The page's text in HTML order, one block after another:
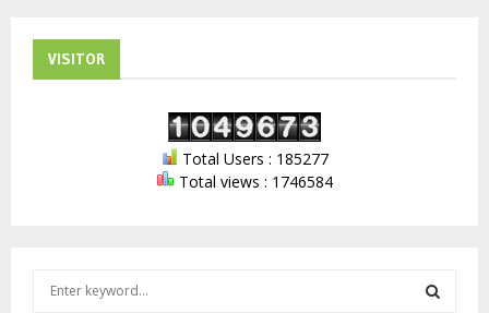
VISITOR
Total Users : 185277
Total views : 1746584